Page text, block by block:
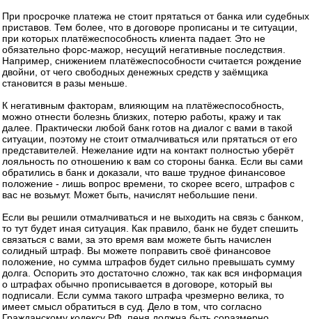
При просрочке платежа не стоит прятаться от банка или судебных
приставов. Тем более, что в договоре прописаны и те ситуации,
при которых платёжеспособность клиента падает. Это не
обязательно форс-мажор, несущий негативные последствия.
Например, снижением платёжеспособности считается рождение
двойни, от чего свободных денежных средств у заёмщика
становится в разы меньше.
К негативным факторам, влияющим на платёжеспособность,
можно отнести болезнь близких, потерю работы, кражу и так
далее. Практически любой банк готов на диалог с вами в такой
ситуации, поэтому не стоит отмалчиваться или прятаться от его
представителей. Нежелание идти на контакт полностью уберёт
лояльность по отношению к вам со стороны банка. Если вы сами
обратились в банк и доказали, что ваше трудное финансовое
положение - лишь вопрос времени, то скорее всего, штрафов с
вас не возьмут. Может быть, начислят небольшие пени.
Если вы решили отмалчиваться и не выходить на связь с банком,
то тут будет иная ситуация. Как правило, банк не будет спешить
связаться с вами, за это время вам можете быть начислен
солидный штраф. Вы можете поправить своё финансовое
положение, но сумма штрафов будет сильно превышать сумму
долга. Оспорить это достаточно сложно, так как вся информация
о штрафах обычно прописывается в договоре, который вы
подписали. Если сумма такого штрафа чрезмерно велика, то
имеет смысл обратиться в суд. Дело в том, что согласно